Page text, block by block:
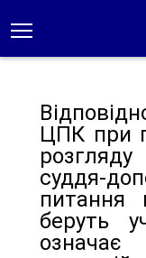
ЦПК при
суддя-
питання
беруть